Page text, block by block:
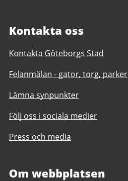
Kontakta oss
Kontakta Göteborgs Stad
Felanmälan - gator, torg, parker
Lämna synpunkter
Följ oss i sociala medier
Press och media
Om webbplatsen